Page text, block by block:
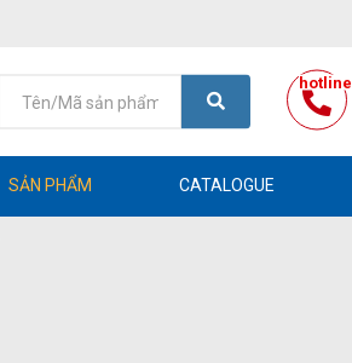
hotline
SẢN PHẨM CATALOGUE